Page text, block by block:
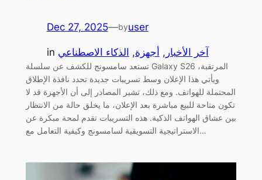
Dec 27, 2025—byuser
in آخر الأخبار , أجهزة, الذكاء الاصطناعي
تستعد سامسونج للكشف عن سلسلة Galaxy S26 المرتقبة،
ويأتي هذا الإعلان وسط تسريبات جديدة تحدد نافذة الإطلاق
المحتملة للهواتف. ومع ذلك، تشير المصادر إلى أن الأجهزة قد لا
تكون متاحة للبيع مباشرة بعد الإعلان، ما يخلق حالة من الانتظار
بين عشاق الهواتف الذكية. هذه التسريبات تقدم لمحة مبكرة عن
الاستراتيجية التسويقية لسامسونج وكيفية التعامل مع…